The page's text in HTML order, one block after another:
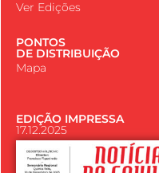
Ver Edições
PONTOS
DE DISTRIBUIÇÃO
Mapa
EDIÇÃO IMPRESSA
17.12.2025